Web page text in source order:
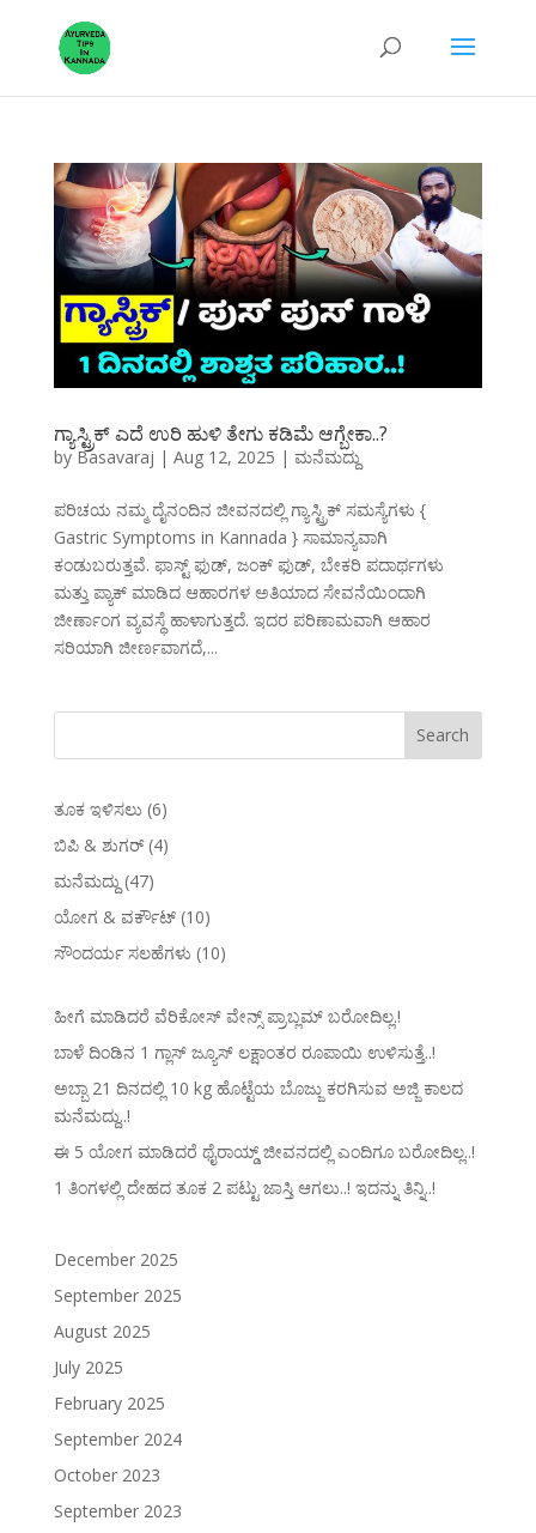
ಗ್ಯಾಸ್ಟ್ರಿಕ್ ಎದೆ ಉರಿ ಹುಳಿ ತೇಗು ಕಡಿಮೆ ಆಗ್ಬೇಕಾ..?
byBasavaraj | Aug 12, 2025 | ಮನೆಮದ್ದು
ಪರಿಚಯ ನಮ್ಮ ದೈನಂದಿನ ಜೀವನದಲ್ಲಿ ಗ್ಯಾಸ್ಟ್ರಿಕ್ ಸಮಸ್ಯೆಗಳು {
Gastric Symptoms in Kannada } ಸಾಮಾನ್ಯವಾಗಿ
ಕಂಡುಬರುತ್ತವೆ. ಫಾಸ್ಟ್ ಫುಡ್, ಜಂಕ್ ಫುಡ್, ಬೇಕರಿ ಪದಾರ್ಥಗಳು
ಮತ್ತು ಪ್ಯಾಕ್ ಮಾಡಿದ ಆಹಾರಗಳ ಅತಿಯಾದ ಸೇವನೆಯಿಂದಾಗಿ
ಜೀರ್ಣಾಂಗ ವ್ಯವಸ್ಥೆ ಹಾಳಾಗುತ್ತದೆ. ಇದರ ಪರಿಣಾಮವಾಗಿ ಆಹಾರ
ಸರಿಯಾಗಿ ಜೀರ್ಣವಾಗದೆ,...
ತೂಕ ಇಳಿಸಲು (6)
ಬಿಪಿ & ಶುಗರ್(4)
ಮನೆಮದ್ದು (47)
ಯೋಗ & ವರ್ಕೌಟ್(10)
ಸೌಂದರ್ಯ ಸಲಹೆಗಳು (10)
ಹೀಗೆ ಮಾಡಿದರೆ ವೆರಿಕೋಸ್‌ ವೇನ್ಸ್‌ ಪ್ರಾಬ್ಲಮ್‌ ಬರೋದಿಲ್ಲ.!
ಬಾಳೆ ದಿಂಡಿನ 1 ಗ್ಲಾಸ್ ಜ್ಯೂಸ್ ಲಕ್ಷಾಂತರ ರೂಪಾಯಿ ಉಳಿಸುತ್ತೆ..!
ಅಬ್ಬಾ 21 ದಿನದಲ್ಲಿ 10 kg ಹೊಟ್ಟೆಯ ಬೊಜ್ಜು ಕರಗಿಸುವ ಅಜ್ಜಿ ಕಾಲದ
ಮನೆಮದ್ದು..!
ಈ 5 ಯೋಗ ಮಾಡಿದರೆ ಥೈರಾಯ್ಡ್‌ ಜೀವನದಲ್ಲಿ ಎಂದಿಗೂ ಬರೋದಿಲ್ಲ..!
1 ತಿಂಗಳಲ್ಲಿ ದೇಹದ ತೂಕ 2 ಪಟ್ಟು ಜಾಸ್ತಿ ಆಗಲು..! ಇದನ್ನು ತಿನ್ನಿ..!
December 2025
September 2025
August 2025
July 2025
February 2025
September 2024
October 2023
September 2023